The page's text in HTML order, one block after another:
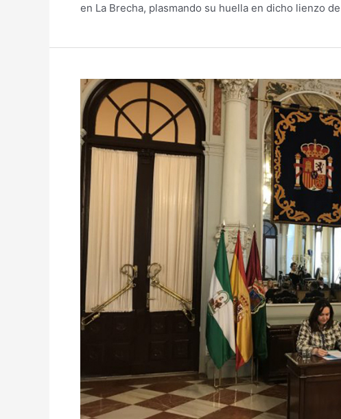
en La Brecha, plasmando su huella en dicho lienzo